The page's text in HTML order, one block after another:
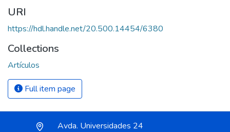
URI
https://hdl.handle.net/20.500.14454/6380
Collections
Artículos
Full item page
Avda. Universidades 24